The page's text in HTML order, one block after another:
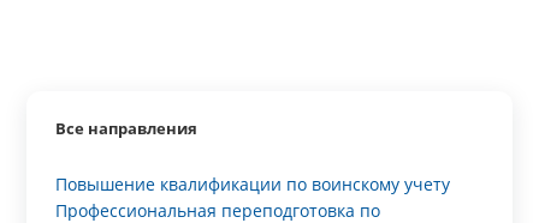
Все направления
Повышение квалификации по воинскому учету
Профессиональная переподготовка по